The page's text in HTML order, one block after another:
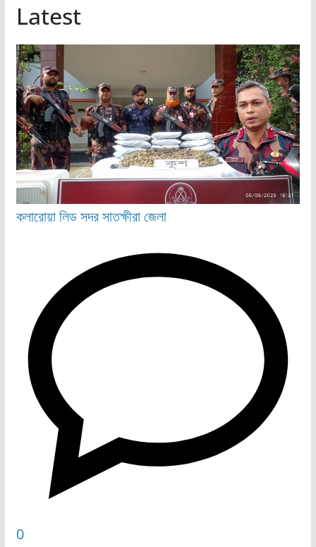
Latest
কলারোয়ালিডসদরসাতক্ষীরা জেলা
0